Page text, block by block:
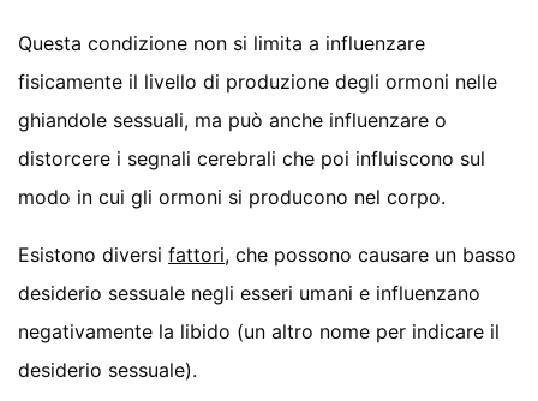
Questa condizione non si limita a influenzare
fisicamente il livello di produzione degli ormoni nelle
ghiandole sessuali, ma può anche influenzare o
distorcere i segnali cerebrali che poi influiscono sul
modo in cui gli ormoni si producono nel corpo.
Esistono diversifattori, che possono causare un basso
desiderio sessuale negli esseri umani e influenzano
negativamente la libido (un altro nome per indicare il
desiderio sessuale).